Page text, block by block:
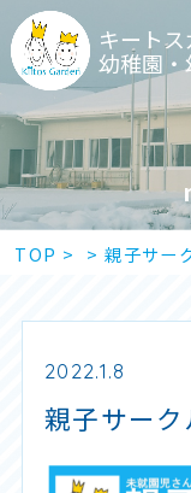
キート
幼稚園
TOP > > 親子サー
2022.1.8
親子サー